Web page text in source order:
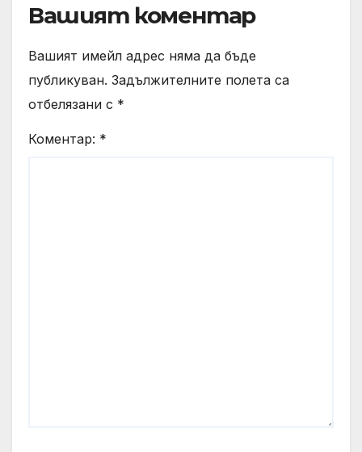
Вашият коментар
Вашият имейл адрес няма да бъде
публикуван. Задължителните полета са
отбелязани с *
Коментар: *